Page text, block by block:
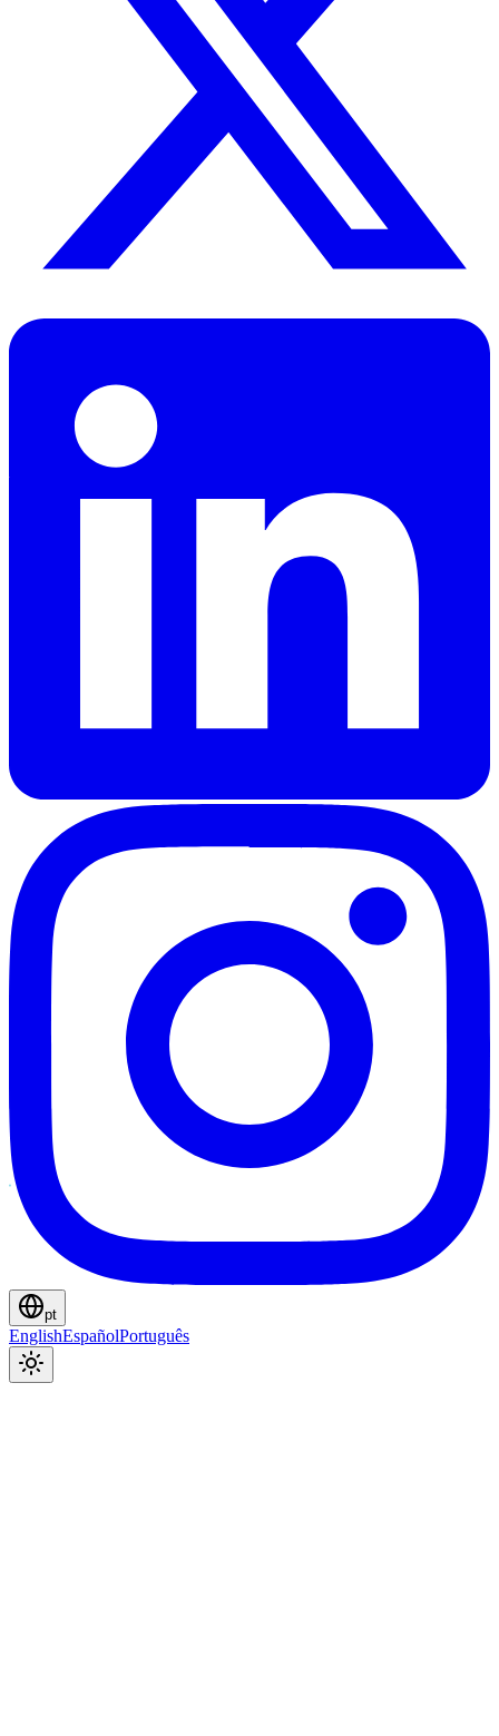
pt
EnglishEspañolPortuguês